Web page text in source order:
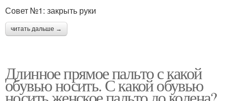
Совет №1: закрыть руки
читать дальше →
Длинное прямое пальто с какой
обувью носить. С какой обувью